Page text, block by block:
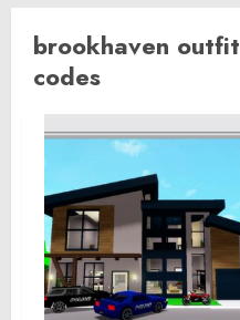
brookhaven outfit
codes